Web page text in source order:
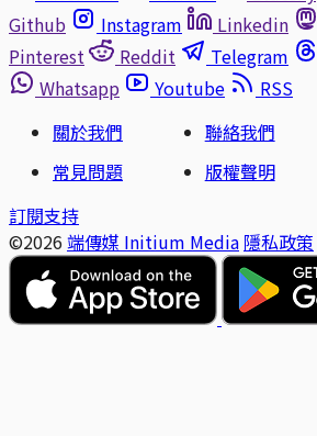
Github
Instagram Linkedin
Pinterest
Reddit Telegram
Whatsapp
Youtube
RSS
關於我們
聯絡我們
常見問題
版權聲明
訂閱支持
©2026 端傳媒 Initium Media 隱私政策